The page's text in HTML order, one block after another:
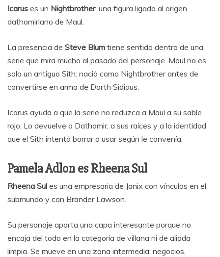
Icarus es un Nightbrother, una figura ligada al origen
dathomiriano de Maul.
La presencia de Steve Blum tiene sentido dentro de una
serie que mira mucho al pasado del personaje. Maul no es
solo un antiguo Sith: nació como Nightbrother antes de
convertirse en arma de Darth Sidious.
Icarus ayuda a que la serie no reduzca a Maul a su sable
rojo. Lo devuelve a Dathomir, a sus raíces y a la identidad
que el Sith intentó borrar o usar según le convenía.
Pamela Adlon es Rheena Sul
Rheena Sul es una empresaria de Janix con vínculos en el
submundo y con Brander Lawson.
Su personaje aporta una capa interesante porque no
encaja del todo en la categoría de villana ni de aliada
limpia. Se mueve en una zona intermedia: negocios,